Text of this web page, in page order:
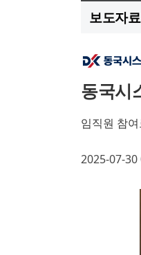
보도자
동국시
임직원 참
2025-07-30